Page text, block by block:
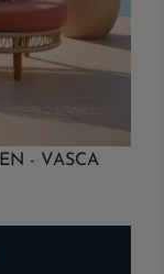
- VASCA